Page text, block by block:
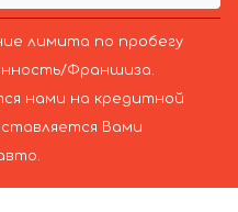
лимита по пробегу
Франшиза.
нами на кредитной
Вами